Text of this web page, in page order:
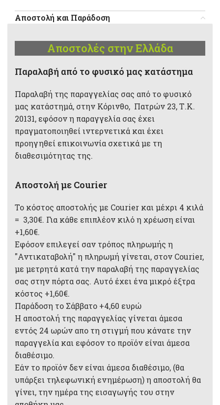
Αποστολή και Παράδοση
Αποστολές στην Ελλάδα
Παραλαβή από το φυσικό μας κατάστημα
Παραλαβή της παραγγελίας σας από το φυσικό
μας κατάστημά, στην Κόρινθο, Πατρών 23, Τ.Κ.
20131, εφόσον η παραγγελία σας έχει
πραγματοποιηθεί ιντερνετικά και έχει
προηγηθεί επικοινωνία σχετικά με τη
διαθεσιμότητας της.
Αποστολή με Courier
Το κόστος αποστολής με Courier και μέχρι 4 κιλά
= 3,30€. Για κάθε επιπλέον κιλό η χρέωση είναι
+1,60€.
Εφόσον επιλεγεί σαν τρόπος πληρωμής η
"Αντικαταβολή" η πληρωμή γίνεται, στον Courier,
με μετρητά κατά την παραλαβή της παραγγελίας
σας στην πόρτα σας. Αυτό έχει ένα μικρό έξτρα
κόστος +1,60€.
Παράδοση το Σάββατο +4,60 ευρώ
Η αποστολή της παραγγελίας γίνεται άμεσα
εντός 24 ωρών απο τη στιγμή που κάνατε την
παραγγελία και εφόσον το προϊόν είναι άμεσα
διαθέσιμο.
Εάν το προϊόν δεν είναι άμεσα διαθέσιμο, (θα
υπάρξει τηλεφωνική ενημέρωση) η αποστολή θα
γίνει, την ημέρα της εισαγωγής του στην